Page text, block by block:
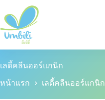
เลดี้คลีนออร์แกนิก
หน้าแรก เลดี้คลีนออร์แกนิก